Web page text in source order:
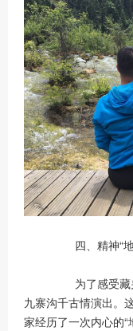
四、精神“
为了感受
九寨沟千古情演出。
家经历了一次内心的